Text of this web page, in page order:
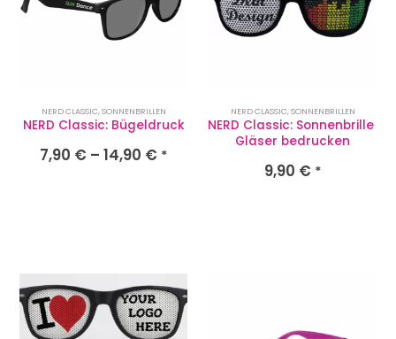
NERD CLASSIC,SONNENBRILLEN
NERD Classic: Bügeldruck
7,90 € – 14,90 € *
NERD CLASSIC,SONNENBRILLEN
NERD Classic: Sonnenbrille
Gläser bedrucken
9,90 € *